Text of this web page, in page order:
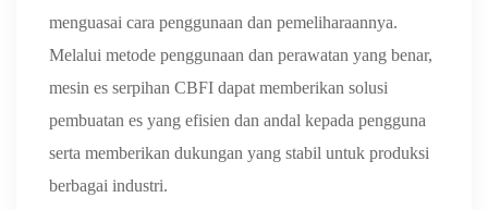
menguasai cara penggunaan dan pemeliharaannya.
Melalui metode penggunaan dan perawatan yang benar,
mesin es serpihan CBFI dapat memberikan solusi
pembuatan es yang efisien dan andal kepada pengguna
serta memberikan dukungan yang stabil untuk produksi
berbagai industri.